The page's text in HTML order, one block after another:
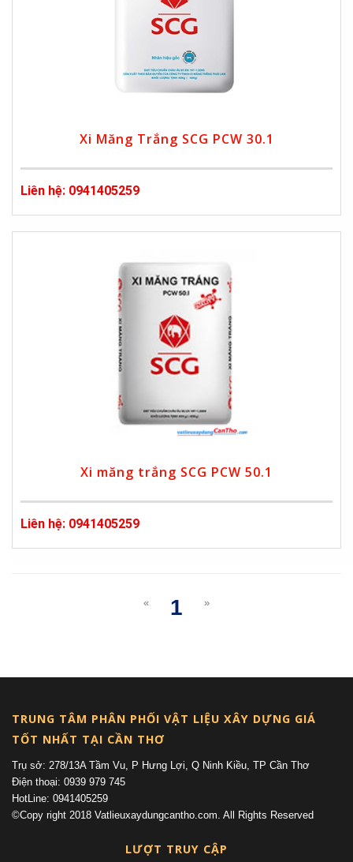
Xi Măng Trắng SCG PCW 30.1
Liên hệ: 0941405259
Xi măng trắng SCG PCW 50.1
Liên hệ: 0941405259
«
1
»
TRUNG TÂM PHÂN PHỐI VẬT LIỆU XÂY DỰNG GIÁ
TỐT NHẤT TẠI CẦN THƠ
Trụ sở: 278/13A Tầm Vu, P Hưng Lợi, Q Ninh Kiều, TP Cần Thơ
Điện thoại: 0939 979 745
HotLine: 0941405259
©Copy right 2018 Vatlieuxaydungcantho.com. All Rights Reserved
LƯỢT TRUY CẬP